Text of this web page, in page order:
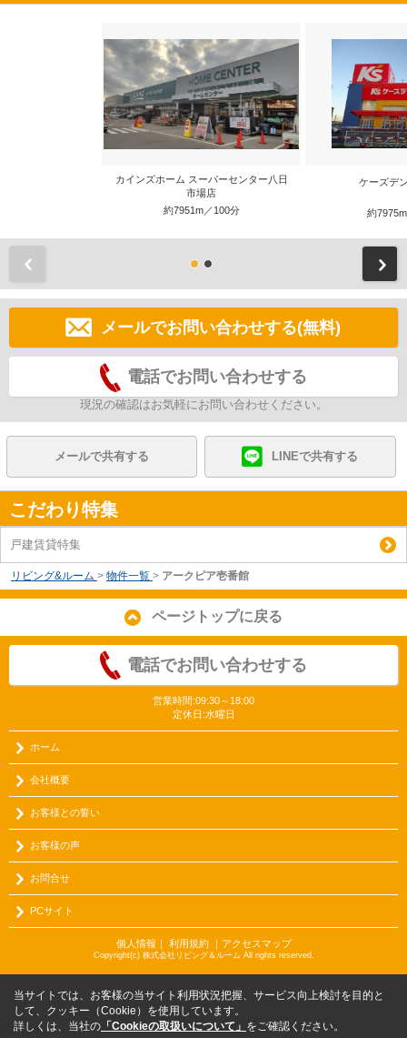
カインズホーム スーパーセンター八日
市場店
約7951m／100分
ケーズデ
約
メールでお問い合わせする(無料)
電話でお問い合わせする
現況の確認はお気軽にお問い合わせください。
メールで共有する LINEで共有する
こだわり特集
戸建賃貸特集
リビング&ルーム > 物件一覧 > アークピア壱番館
ページトップに戻る
電話でお問い合わせする
営業時間:09:30～18:00
定休日:水曜日
ホーム
会社概要
お客様との誓い
お客様の声
お問合せ
PCサイト
個人情報 ｜ 利用規約｜ アクセスマップ
Copyright(c) 株式会社リビング＆ルーム All rights reserved.
当サイトでは、お客様の当サイト利用状況把握、サービス向上検討を目的と
して、クッキー（Cookie）を使用しています。
詳しくは、当社の 「Cookieの取扱いについて」 をご確認ください。